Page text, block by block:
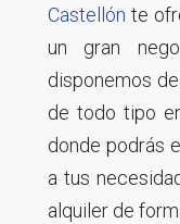
Castellón te
un gran
disponemos
de todo tipo
donde podrás
a tus
alquiler de